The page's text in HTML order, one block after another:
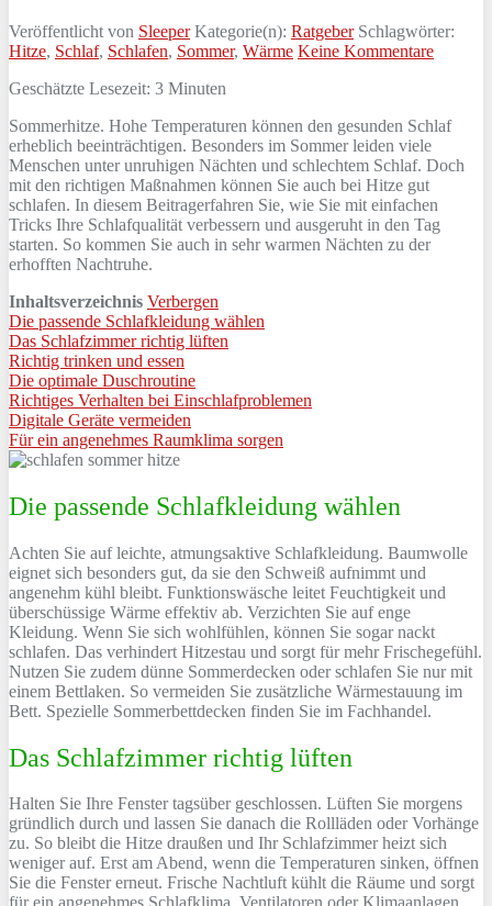
Veröffentlicht von Sleeper Kategorie(n): RatgeberSchlagwörter:
Hitze, Schlaf, Schlafen, Sommer, Wärme Keine Kommentare
Geschätzte Lesezeit: 3 Minuten
Sommerhitze. Hohe Temperaturen können den gesunden Schlaf
erheblich beeinträchtigen. Besonders im Sommer leiden viele
Menschen unter unruhigen Nächten und schlechtem Schlaf. Doch
mit den richtigen Maßnahmen können Sie auch bei Hitze gut
schlafen. In diesem Beitragerfahren Sie, wie Sie mit einfachen
Tricks Ihre Schlafqualität verbessern und ausgeruht in den Tag
starten. So kommen Sie auch in sehr warmen Nächten zu der
erhofften Nachtruhe.
Inhaltsverzeichnis Verbergen
Die passende Schlafkleidung wählen
Das Schlafzimmer richtig lüften
Richtig trinken und essen
Die optimale Duschroutine
Richtiges Verhalten bei Einschlafproblemen
Digitale Geräte vermeiden
Für ein angenehmes Raumklima sorgen
Die passende Schlafkleidung wählen
Achten Sie auf leichte, atmungsaktive Schlafkleidung. Baumwolle
eignet sich besonders gut, da sie den Schweiß aufnimmt und
angenehm kühl bleibt. Funktionswäsche leitet Feuchtigkeit und
überschüssige Wärme effektiv ab. Verzichten Sie auf enge
Kleidung. Wenn Sie sich wohlfühlen, können Sie sogar nackt
schlafen. Das verhindert Hitzestau und sorgt für mehr Frischegefühl.
Nutzen Sie zudem dünne Sommerdecken oder schlafen Sie nur mit
einem Bettlaken. So vermeiden Sie zusätzliche Wärmestauung im
Bett. Spezielle Sommerbettdecken finden Sie im Fachhandel.
Das Schlafzimmer richtig lüften
Halten Sie Ihre Fenster tagsüber geschlossen. Lüften Sie morgens
gründlich durch und lassen Sie danach die Rollläden oder Vorhänge
zu. So bleibt die Hitze draußen und Ihr Schlafzimmer heizt sich
weniger auf. Erst am Abend, wenn die Temperaturen sinken, öffnen
Sie die Fenster erneut. Frische Nachtluft kühlt die Räume und sorgt